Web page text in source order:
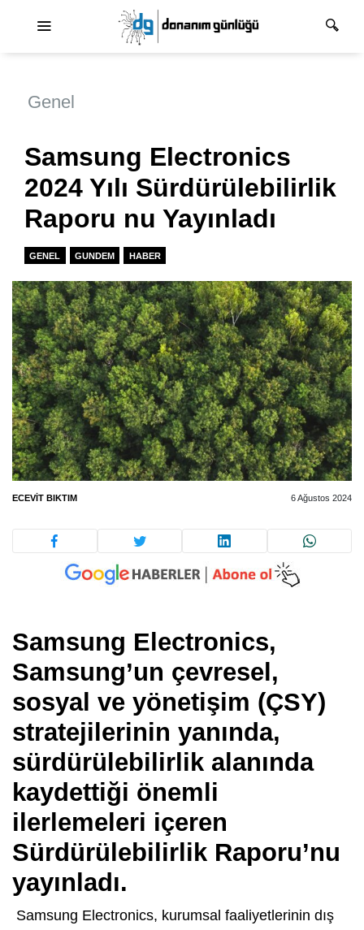
Genel
Samsung Electronics
2024 Yılı Sürdürülebilirlik
Raporu nu Yayınladı
GENEL GUNDEM HABER
ECEVIT BIKTIM 6 Ağustos 2024
Samsung Electronics,
Samsung’un çevresel,
sosyal ve yönetişim (ÇSY)
stratejilerinin yanında,
sürdürülebilirlik alanında
kaydettiği önemli
ilerlemeleri içeren
Sürdürülebilirlik Raporu’nu
yayınladı.
Samsung Electronics, kurumsal faaliyetlerinin dış